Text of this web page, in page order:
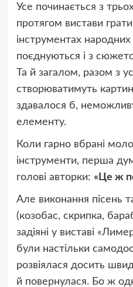
Усе починається з
протягом вистави
інструментах народних
поєднуються і з
Та й загалом, разом з
створюватимуть
здавалося б,
елементу.
Коли гарно вбрані
інструменти, перша
голові авторки: «Це ж
Але виконання пісень
(козобас, скрипка,
задіяні у виставі
були настільки
розвіялася досить
й повернулася. Бо ж